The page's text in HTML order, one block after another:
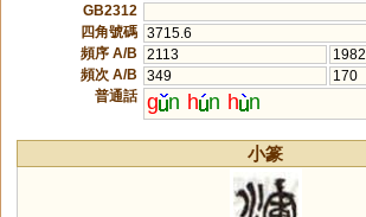
GB2312
四角號碼 3715.6
頻序 A/B
2113
1982
頻次 A/B
349
170
普通話 g n h n h n
小篆